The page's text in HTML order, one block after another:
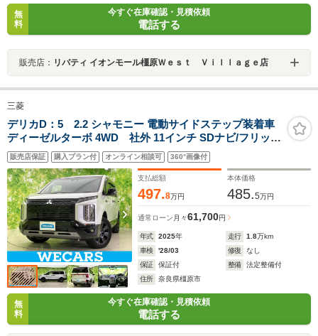
無
料
今すぐ在庫確認・見積依頼
電話する
販売店： リバティ イオンモール橿原Ｗｅｓｔ Ｖｉｌｌａｇｅ店
三菱
デリカD：5 2.2 シャモニー 電動サイドステップ装着車
ディーゼルターボ 4WD 社外 11インチ SDナビ/フリップ
ダウンモニター/イーアシスト(ミツビシ)/両側電動スライ
ドドア/シートヒーター 前席/車線逸脱防止支援システム/
シート ハーフレザー/オートステップ
販売店保証 購入プラン付 オンライン相談可 360°画像付
支払総額
497.8万円
本体価格
485.5万円
通常ローン 月々61,700円
年式 2025年 走行 1.8万km
車検
'28/03 修復
なし
保証
保証付 整備
法定整備付
住所
奈良県橿原市
無
料
今すぐ在庫確認・見積依頼
電話する